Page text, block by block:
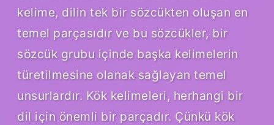
kelime, dilin tek bir sözcükten oluşan en
temel parçasıdır ve bu sözcükler, bir
sözcük grubu içinde başka kelimelerin
türetilmesine olanak sağlayan temel
unsurlardır. Kök kelimeleri, herhangi bir
dil için önemli bir parçadır. Çünkü kök